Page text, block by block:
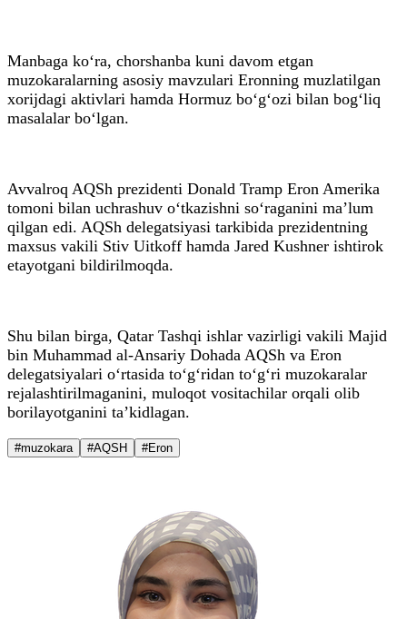
Manbaga ko‘ra, chorshanba kuni davom etgan
muzokaralarning asosiy mavzulari Eronning muzlatilgan
xorijdagi aktivlari hamda Hormuz bo‘g‘ozi bilan bog‘liq
masalalar bo‘lgan.
Avvalroq AQSh prezidenti Donald Tramp Eron Amerika
tomoni bilan uchrashuv o‘tkazishni so‘raganini ma’lum
qilgan edi. AQSh delegatsiyasi tarkibida prezidentning
maxsus vakili Stiv Uitkoff hamda Jared Kushner ishtirok
etayotgani bildirilmoqda.
Shu bilan birga, Qatar Tashqi ishlar vazirligi vakili Majid
bin Muhammad al-Ansariy Dohada AQSh va Eron
delegatsiyalari o‘rtasida to‘g‘ridan to‘g‘ri muzokaralar
rejalashtirilmaganini, muloqot vositachilar orqali olib
borilayotganini ta’kidlagan.
#muzokara #AQSH #Eron